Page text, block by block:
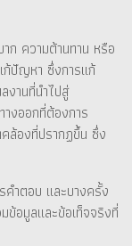
ก ความต้านทาน หรือ
ก้ปัญหา ซึ่งการแก้
านที่นำไปสู่
งออกที่ต้องการ
ล้องที่ปรากฏขึ้น ซึ่ง
คำตอบ และบางครั้ง
ข้อมูลและข้อเท็จจริงที่